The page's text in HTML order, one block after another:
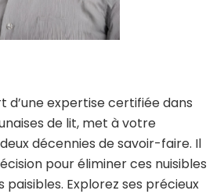
d’une expertise certifiée dans
de lit, met à votre
décennies de savoir-faire. Il
pour éliminer ces nuisibles
Explorez ses précieux